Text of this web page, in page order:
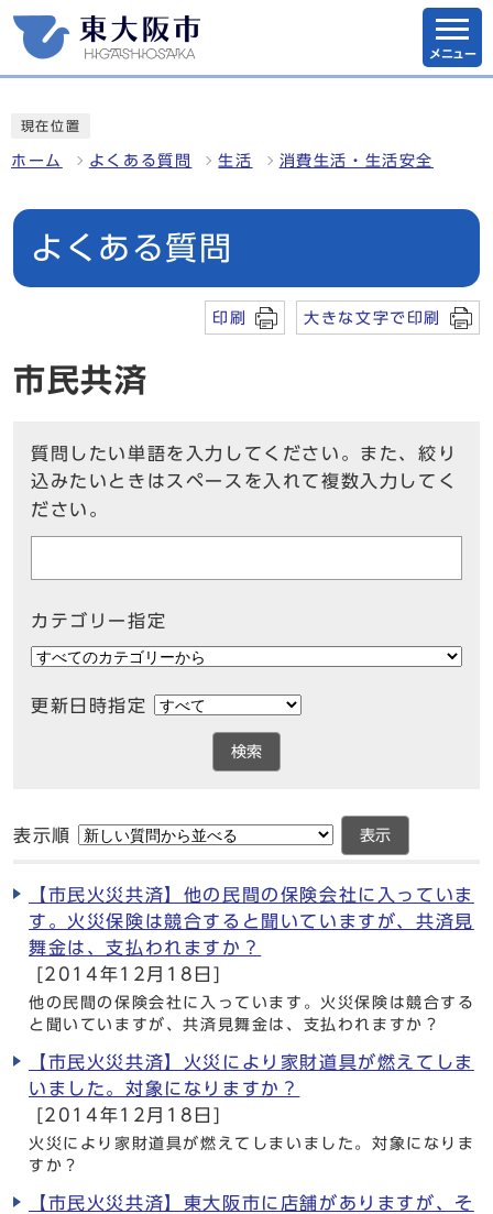
メニュー
現在位置
ホーム よくある質問 生活 消費生活・生活安全
よくある質問
印刷 大きな文字で印刷
市民共済
質問したい単語を入力してください。また、絞り
込みたいときはスペースを入れて複数入力してく
ださい。
カテゴリー指定
更新日時指定
検索
表示順 表示
【市民火災共済】他の民間の保険会社に入っていま
す。火災保険は競合すると聞いていますが、共済見
舞金は、支払われますか？
[2014年12月18日]
他の民間の保険会社に入っています。火災保険は競合する
と聞いていますが、共済見舞金は、支払われますか？
【市民火災共済】火災により家財道具が燃えてしま
いました。対象になりますか？
[2014年12月18日]
火災により家財道具が燃えてしまいました。対象になりま
すか？
【市民火災共済】東大阪市に店舗がありますが、そ